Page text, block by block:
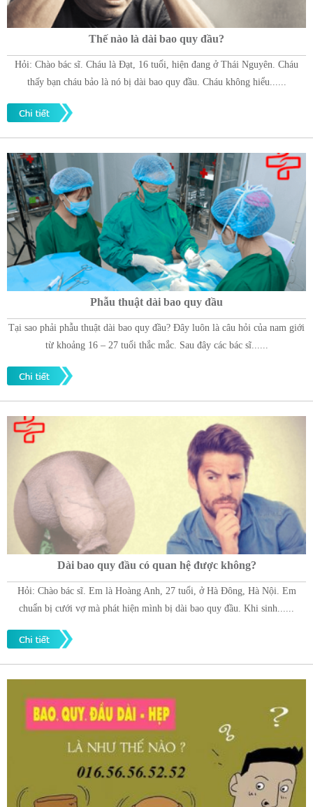
Thế nào là dài bao quy đầu?
Hỏi: Chào bác sĩ. Cháu là Đạt, 16 tuổi, hiện đang ở Thái Nguyên. Cháu
thấy bạn cháu bảo là nó bị dài bao quy đầu. Cháu không hiểu......
Phẫu thuật dài bao quy đầu
Tại sao phải phẫu thuật dài bao quy đầu? Đây luôn là câu hỏi của nam giới
từ khoảng 16 – 27 tuổi thắc mắc. Sau đây các bác sĩ......
Dài bao quy đầu có quan hệ được không?
Hỏi: Chào bác sĩ. Em là Hoàng Anh, 27 tuổi, ở Hà Đông, Hà Nội. Em
chuẩn bị cưới vợ mà phát hiện mình bị dài bao quy đầu. Khi sinh......